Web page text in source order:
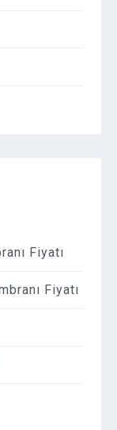
Fiyatı
Fiyatı